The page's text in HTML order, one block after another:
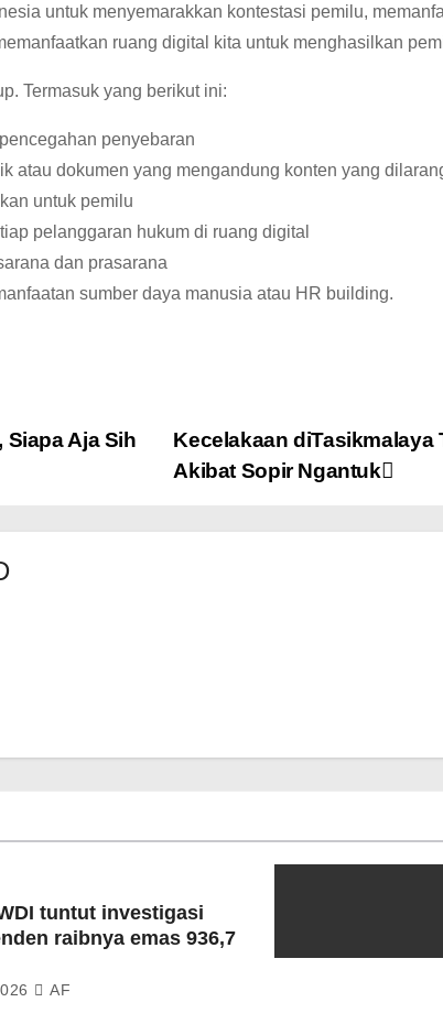
untuk menyemarakkan kontestasi pemilu,
ruang digital kita untuk menghasilkan
Termasuk yang berikut ini:
penyebaran
atau dokumen yang mengandung konten yang
untuk pemilu
pelanggaran hukum di ruang digital
dan prasarana
sumber daya manusia atau HR building.
Kecelakaan diTasikmalaya
Akibat Sopir Ngantuk
Siapa Aja Sih
tuntut investigasi
raibnya emas 936,7
AF